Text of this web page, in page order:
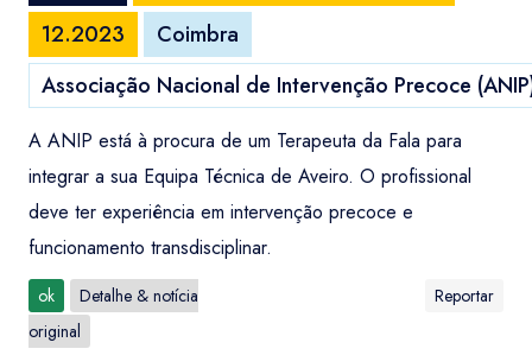
12.2023
Coimbra
Associação Nacional de Intervenção Precoce
A ANIP está à procura de um Terapeuta da Fala para
integrar a sua Equipa Técnica de Aveiro. O profissional
deve ter experiência em intervenção precoce e
funcionamento transdisciplinar.
ok
Detalhe & notícia
original
Reportar